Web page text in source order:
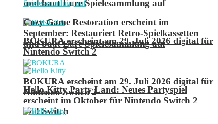
und baut Eure Spielesammlung auf
BOKURA erscheint am 29. Juli 2026 digital für
Nintendo Switch 2
Hello Kitty Party Land: Neues Partyspiel
erscheint im Oktober für Nintendo Switch 2
und Switch
Cozy Game Restoration erscheint im
September: Restauriert Retro-Spielkassetten
und baut Eure Spielesammlung auf
BOKURA erscheint am 29. Juli 2026 digital für
Nintendo Switch 2